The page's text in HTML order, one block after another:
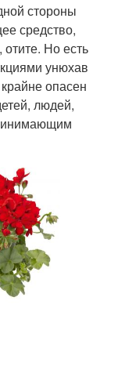
стороны
средство,
Но есть
унюхав
опасен
людей,